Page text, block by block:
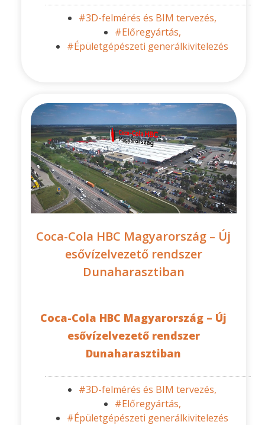
#3D-felmérés és BIM tervezés,
#Előregyártás,
#Épületgépészeti generálkivitelezés
Coca-Cola HBC Magyarország – Új
esővízelvezető rendszer
Dunaharasztiban
Coca-Cola HBC Magyarország – Új
esővízelvezető rendszer
Dunaharasztiban
#3D-felmérés és BIM tervezés,
#Előregyártás,
#Épületgépészeti generálkivitelezés